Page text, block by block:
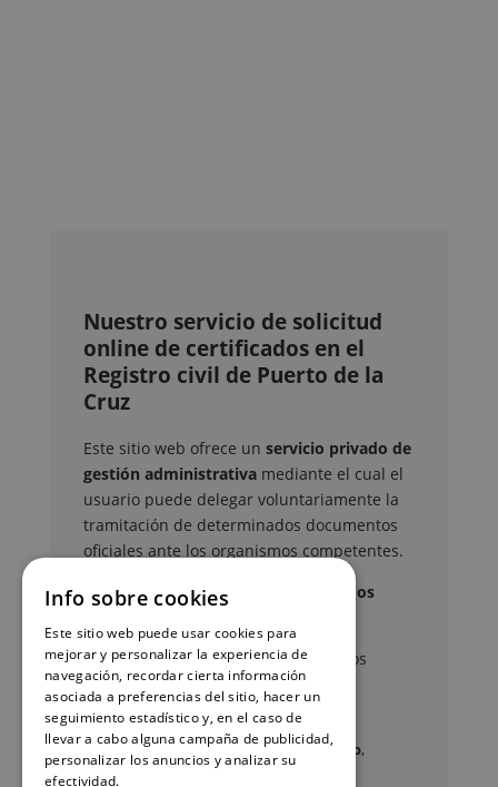
Nuestro servicio de solicitud
online de certificados en el
Registro civil de Puerto de la
Cruz
Este sitio web ofrece un servicio privado de
gestión administrativa mediante el cual el
usuario puede delegar voluntariamente la
tramitación de determinados documentos
oficiales ante los organismos competentes.
Documentos y trámites que podemos
A través de nuestro servicio, podemos
gestionar, entre otros:
Certificados y partidas denacimiento,
matrimonio
defunción
Info sobre cookies
Este sitio web puede usar cookies para
mejorar y personalizar la experiencia de
navegación, recordar cierta información
asociada a preferencias del sitio, hacer un
seguimiento estadístico y, en el caso de
llevar a cabo alguna campaña de publicidad,
personalizar los anuncios y analizar su
efectividad.